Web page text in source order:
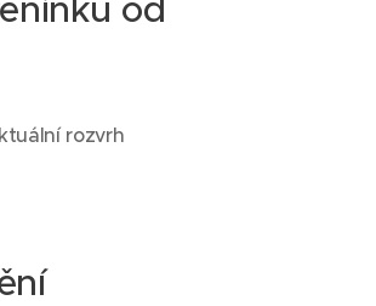
od
rozvrh